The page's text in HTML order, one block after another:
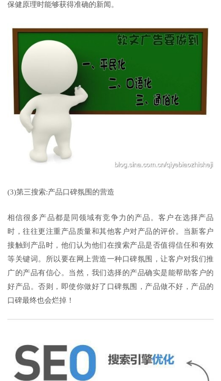
保健原理时能够获得准确的新闻。
(3)第三搜索:产品口碑氛围的营造
相信很多产品都是同领域有竞争力的产品。客户在选择产品
时，往往更注重产品质量和其他客户对产品的评价。当新客户
接触到产品时，他们认为他们在搜索产品是否值得信任和有效
等关键词。所以要在网上营造一种口碑氛围，让客户对我们推
广的产品有信心。当然，我们选择的产品确实是能帮助客户的
好产品。否则，即使你做好了口碑氛围，产品做不好，产品的
口碑最终也会烂掉！